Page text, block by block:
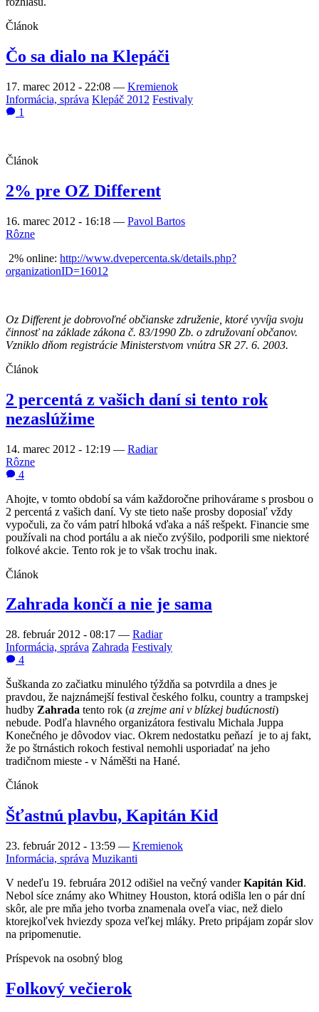
Článok
Čo sa dialo na Klepáči
17. marec 2012 - 22:08 — Kremienok
Informácia, správa Klepáč 2012 Festivaly
1
Článok
2% pre OZ Different
16. marec 2012 - 16:18 — Pavol Bartos
Rôzne
2% online: http://www.dvepercenta.sk/details.php?
organizationID=16012
Oz Different je dobrovoľné občianske združenie, ktoré vyvíja svoju
činnosť na základe zákona č. 83/1990 Zb. o združovaní občanov.
Vzniklo dňom registrácie Ministerstvom vnútra SR 27. 6. 2003.
Článok
2 percentá z vašich daní si tento rok
nezaslúžime
14. marec 2012 - 12:19 — Radiar
Rôzne
4
Ahojte, v tomto období sa vám každoročne prihovárame s prosbou o
2 percentá z vašich daní. Vy ste tieto naše prosby doposiaľ vždy
vypočuli, za čo vám patrí hlboká vďaka a náš rešpekt. Financie sme
používali na chod portálu a ak niečo zvýšilo, podporili sme niektoré
folkové akcie. Tento rok je to však trochu inak.
Článok
Zahrada končí a nie je sama
28. február 2012 - 08:17 — Radiar
Informácia, správa Zahrada Festivaly
4
Šuškanda zo začiatku minulého týždňa sa potvrdila a dnes je
pravdou, že najznámejší festival českého folku, country a trampskej
hudby Zahrada tento rok (a zrejme ani v blízkej budúcnosti)
nebude. Podľa hlavného organizátora festivalu Michala Juppa
Konečného je dôvodov viac. Okrem nedostatku peňazí je to aj fakt,
že po štrnástich rokoch festival nemohli usporiadať na jeho
tradičnom mieste - v Náměšti na Hané.
Článok
Šťastnú plavbu, Kapitán Kid
23. február 2012 - 13:59 — Kremienok
Informácia, správa Muzikanti
V nedeľu 19. februára 2012 odišiel na večný vanderKapitán Kid.
Nebol síce známy ako Whitney Houston, ktorá odišla len o pár dní
skôr, ale pre mňa jeho tvorba znamenala oveľa viac, než dielo
ktorejkoľvek hviezdy spoza veľkej mláky. Preto pripájam zopár slov
na pripomenutie.
Príspevok na osobný blog
Folkový večierok